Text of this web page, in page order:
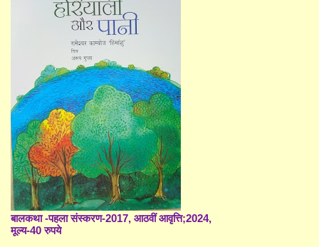
बालकथा -पहला संस्करण-2017, आठवीं आवृत्ति;2024,
मूल्य-40 रुपये